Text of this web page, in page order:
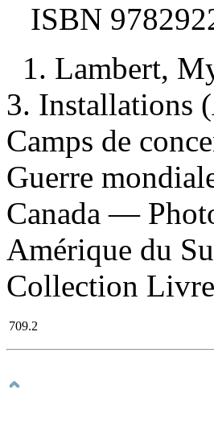
ISBN
1. Lambert,
3. Installations
Camps de
Guerre
Canada —
Amérique du
Collection
709.2